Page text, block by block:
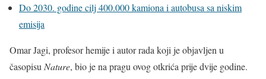
Do 2030. godine cilj 400.000 kamiona i autobusa sa niskim
emisija
Omar Jagi, profesor hemije i autor rada koji je objavljen u
časopisu Nature, bio je na pragu ovog otkrića prije dvije godine.